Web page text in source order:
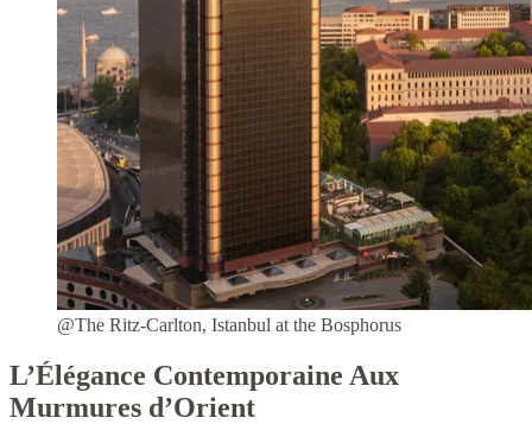
@The Ritz-Carlton, Istanbul at the Bosphorus
L’Élégance Contemporaine Aux
Murmures d’Orient